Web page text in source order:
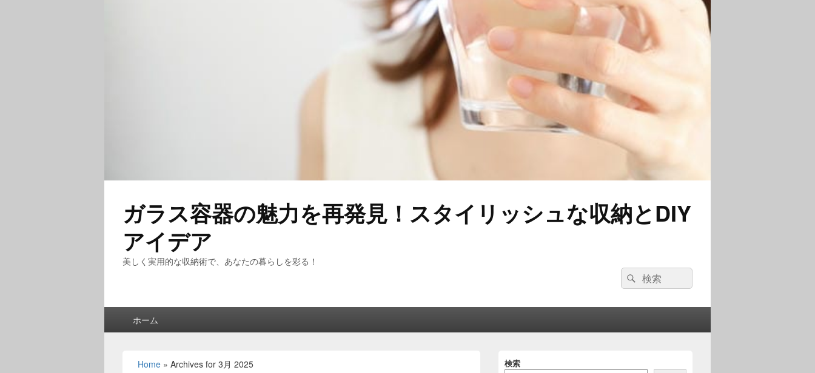
ガラス容器の魅力を再発見！スタイリッシュな収納とDIY
アイデア
美しく実用的な収納術で、あなたの暮らしを彩る！
検
索:
検
索
ホーム
Home » Archives for 3月 2025
イ検索